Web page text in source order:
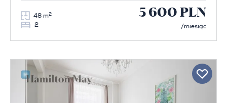
48 m2
2
5 600 PLN
/miesiąc